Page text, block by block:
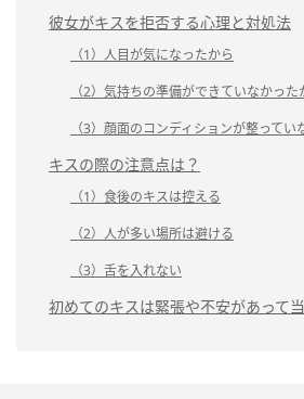
彼女がキスを拒否する心理と対処法
（1）人目が気になったから
（2）気持ちの準備ができていなかった
（3）顔面のコンディションが整ってい
キスの際の注意点は？
（1）食後のキスは控える
（2）人が多い場所は避ける
（3）舌を入れない
初めてのキスは緊張や不安があって